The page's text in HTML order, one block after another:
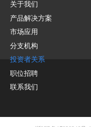
关于我们
产品解决方案
市场应用
分支机构
投资者关系
职位招聘
联系我们